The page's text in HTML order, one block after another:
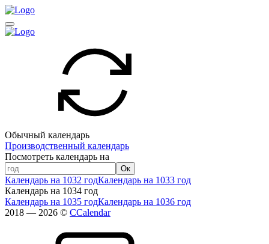
Обычный календарь
Производственный календарь
Посмотреть календарь на
Ок
Календарь на 1032 годКалендарь на 1033 год
Календарь на 1034 год
Календарь на 1035 годКалендарь на 1036 год
2018 — 2026 © CCalendar